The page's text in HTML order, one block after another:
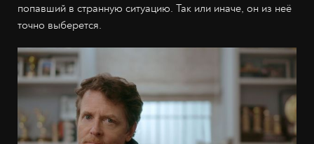
попавший в странную ситуацию. Так или иначе, он из неё
точно выберется.